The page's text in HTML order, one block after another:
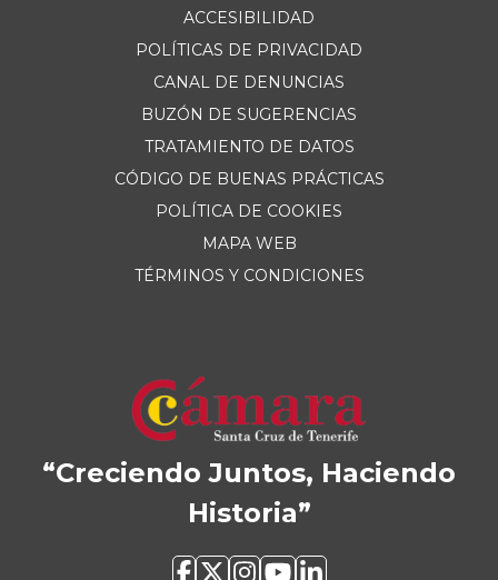
ACCESIBILIDAD
POLÍTICAS DE PRIVACIDAD
CANAL DE DENUNCIAS
BUZÓN DE SUGERENCIAS
TRATAMIENTO DE DATOS
CÓDIGO DE BUENAS PRÁCTICAS
POLÍTICA DE COOKIES
MAPA WEB
TÉRMINOS Y CONDICIONES
“Creciendo Juntos, Haciendo
Historia”